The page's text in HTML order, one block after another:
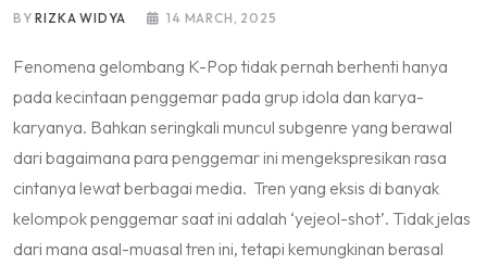
BYRIZKA WIDYA 14 MARCH, 2025
Fenomena gelombang K-Pop tidak pernah berhenti hanya
pada kecintaan penggemar pada grup idola dan karya-
karyanya. Bahkan seringkali muncul subgenre yang berawal
dari bagaimana para penggemar ini mengekspresikan rasa
cintanya lewat berbagai media. Tren yang eksis di banyak
kelompok penggemar saat ini adalah ‘yejeol-shot’. Tidak jelas
dari mana asal-muasal tren ini, tetapi kemungkinan berasal